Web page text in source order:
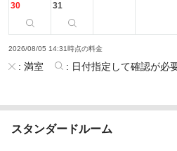
30 31
2026/08/05 14:31時点の料金
: 満室 : 日付指定して確認が必
スタンダードルーム